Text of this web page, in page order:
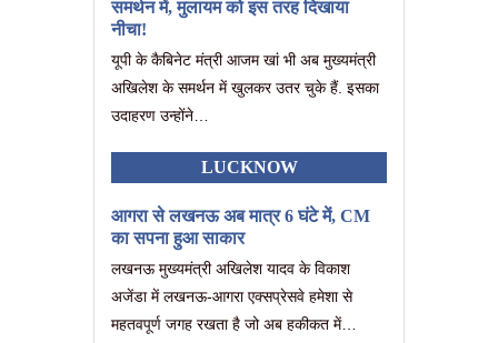
समर्थन में, मुलायम को इस तरह दिखाया
नीचा!
यूपी के कैबिनेट मंत्री आजम खां भी अब मुख्यमंत्री
अखिलेश के समर्थन में खुलकर उतर चुके हैं. इसका
उदाहरण उन्होंने…
LUCKNOW
आगरा से लखनऊ अब मात्र 6 घंटे में, CM
का सपना हुआ साकार
लखनऊ मुख्यमंत्री अखिलेश यादव के विकाश
अजेंडा में लखनऊ-आगरा एक्सप्रेसवे हमेशा से
महतवपूर्ण जगह रखता है जो अब हकीकत में…